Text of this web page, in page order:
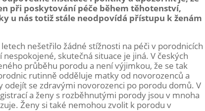
při poskytování péče během těhotenství,
u nás totiž stále neodpovídá přístupu k ženám
nešetřilo žádné stížnosti na péči v porodnicích
skutečná situace je jiná. V českých
průběhu porodu a není výjimkou, že se tak
rutinně odděluje matky od novorozenců a
se zdravými novorozenci po porodu domů. V
a ženy s rozběhnutými porody jsou v mnoha
Ženy si také nemohou zvolit k porodu v